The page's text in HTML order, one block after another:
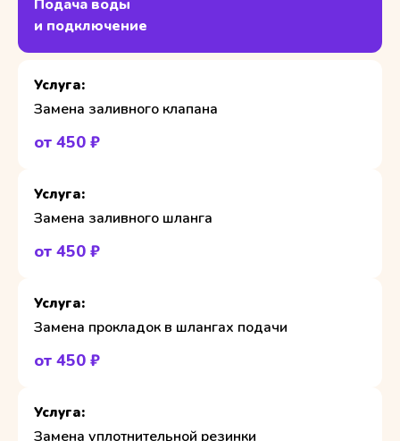
Подача воды
и подключение
Замена заливного клапана
от 450 ₽
Замена заливного шланга
от 450 ₽
Замена прокладок в шлангах подачи
от 450 ₽
Замена уплотнительной резинки